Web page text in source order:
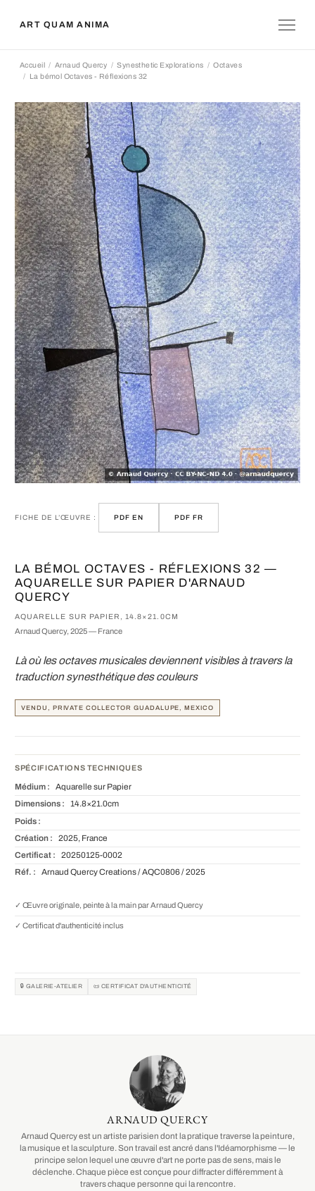
ART QUAM ANIMA
Accueil Arnaud Quercy Synesthetic Explorations
Octaves
La bémol Octaves - Réflexions 32
FICHE DE L’ŒUVRE : PDF EN PDF FR
LA BÉMOL OCTAVES - RÉFLEXIONS 32 —
AQUARELLE SUR PAPIER D'ARNAUD
QUERCY
AQUARELLE SUR PAPIER, 14.8×21.0CM
Arnaud Quercy, 2025 — France
Là où les octaves musicales deviennent visibles à travers la
traduction synesthétique des couleurs
VENDU, PRIVATE COLLECTOR GUADALUPE, MEXICO
SPÉCIFICATIONS TECHNIQUES
Médium : Aquarelle sur Papier
Dimensions : 14.8×21.0cm
Poids :
Création : 2025, France
Certificat : 20250125-0002
Réf. : Arnaud Quercy Creations / AQC0806 / 2025
✓ Œuvre originale, peinte à la main par Arnaud Quercy
✓ Certificat d'authenticité inclus
🔒 GALERIE-ATELIER 📜 CERTIFICAT D'AUTHENTICITÉ
ARNAUD QUERCY
Arnaud Quercy est un artiste parisien dont la pratique traverse la peinture,
la musique et la sculpture. Son travail est ancré dans l'Idéamorphisme — le
principe selon lequel une œuvre d'art ne porte pas de sens, mais le
déclenche. Chaque pièce est conçue pour diffracter différemment à
travers chaque personne qui la rencontre.